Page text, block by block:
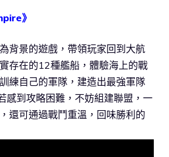
》
背景的遊戲，帶領玩家回到大航
存在的12種艦船，體驗海上的戰
練自己的軍隊，建造出最強軍隊
感到攻略困難，不妨組建聯盟，一
還可通過戰鬥重溫，回味勝利的